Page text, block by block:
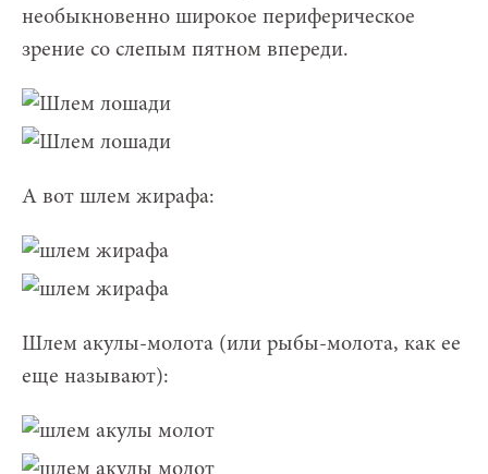
необыкновенно широкое периферическое
зрение со слепым пятном впереди.
А вот шлем жирафа:
Шлем акулы-молота (или рыбы-молота, как ее
еще называют):